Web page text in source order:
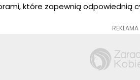
które zapewnią odpowiednią
REKLAMA